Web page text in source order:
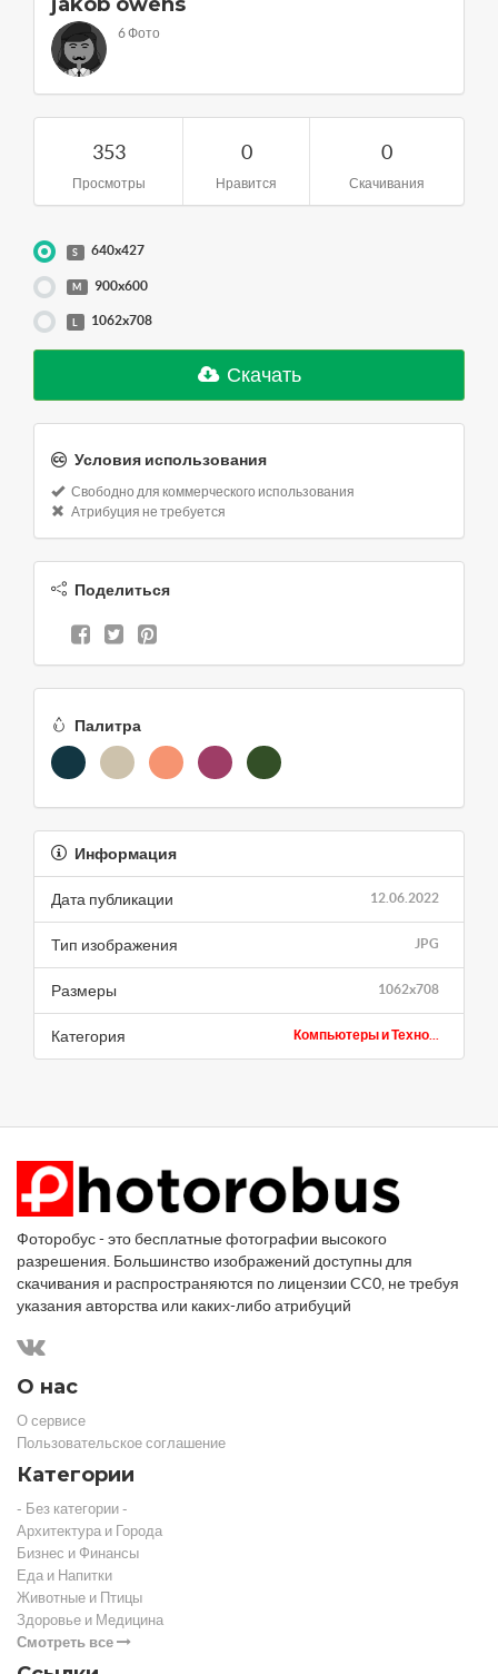
6 Фото
353
Просмотры
0
Нравится
0
Скачивания
S 640x427
M 900x600
L 1062x708
Скачать
Условия использования
Свободно для коммерческого использования
Атрибуция не требуется
Поделиться
Палитра
Информация
12.06.2022
Дата публикации
JPG
Тип изображения
1062x708
Размеры
Компьютеры и Техно...
Категория
Фоторобус - это бесплатные фотографии высокого
разрешения. Большинство изображений доступны для
скачивания и распространяются по лицензии CC0, не требуя
указания авторства или каких-либо атрибуций
О нас
О сервисе
Пользовательское соглашение
Категории
- Без категории -
Архитектура и Города
Бизнес и Финансы
Еда и Напитки
Животные и Птицы
Здоровье и Медицина
Смотреть все